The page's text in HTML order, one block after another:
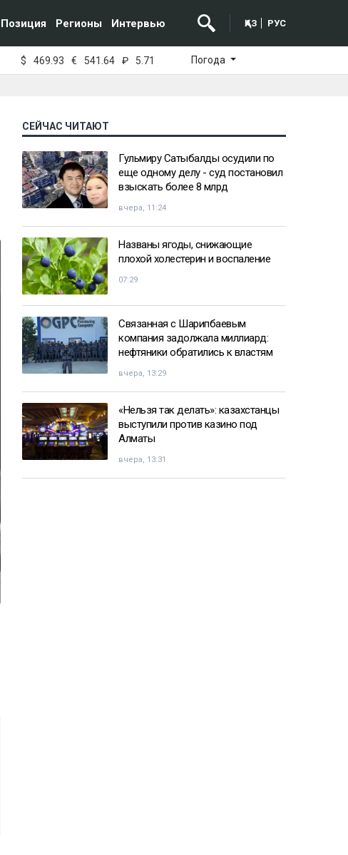
Позиция Регионы Интервью ҚАЗ РУС
$ 469.93 € 541.64 ₽ 5.71 Погода
СЕЙЧАС ЧИТАЮТ
Гульмиру Сатыбалды осудили по
еще одному делу - суд постановил
взыскать более 8 млрд
вчера, 11:24
Названы ягоды, снижающие
плохой холестерин и воспаление
07:29
Связанная с Шарипбаевым
компания задолжала миллиард:
нефтяники обратились к властям
вчера, 13:29
«Нельзя так делать»: казахстанцы
выступили против казино под
Алматы
вчера, 13:31